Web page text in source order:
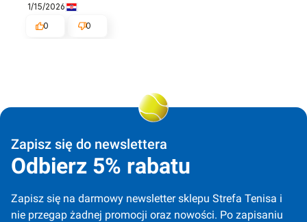
1/15/2026
0
0
Zapisz się do newslettera
Odbierz 5% rabatu
Zapisz się na darmowy newsletter sklepu Strefa Tenisa i
nie przegap żadnej promocji oraz nowości. Po zapisaniu